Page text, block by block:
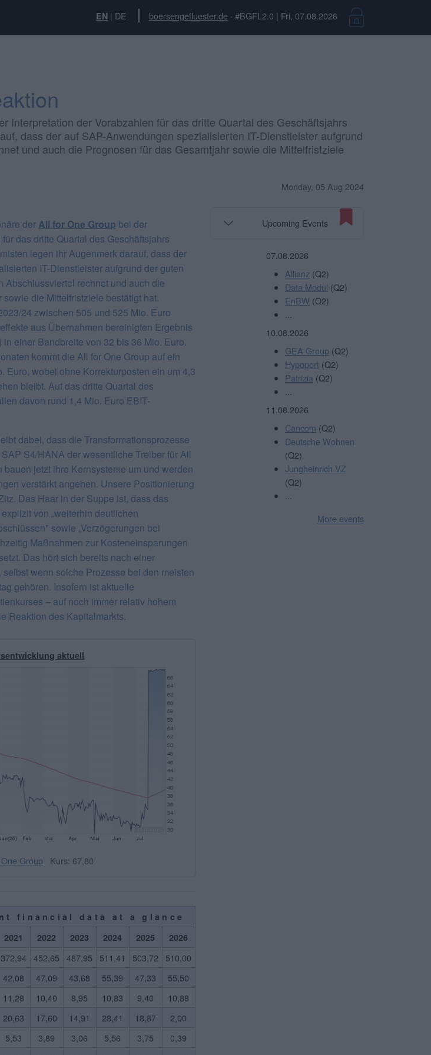
EN | DE boersengefluester.de · #BGFL2.0 | Fri, 07.08.2026
Interpretation der Vorabzahlen für das dritte Quartal des Geschäftsjahrs
dass der auf SAP-Anwendungen spezialisierten IT-Dienstleister aufgrund
und auch die Prognosen für das Gesamtjahr sowie die Mittelfristziele
Monday, 05 Aug 2024
der All for One Group bei der
das dritte Quartal des Geschäftsjahrs
legen ihr Augenmerk darauf, dass der
IT-Dienstleister aufgrund der guten
Abschlussviertel rechnet und auch die
die Mittelfristziele bestätigt hat.
24 zwischen 505 und 525 Mio. Euro
aus Übernahmen bereinigten Ergebnis
einer Bandbreite von 32 bis 36 Mio. Euro.
kommt die All for One Group auf ein
Euro, wobei ohne Korrekturposten ein um 4,3
bleibt. Auf das dritte Quartal des
davon rund 1,4 Mio. Euro EBIT-
dabei, dass die Transformationsprozesse
S4/HANA der wesentliche Treiber für All
bauen jetzt ihre Kernsysteme um und werden
verstärkt angehen. Unsere Positionierung
Das Haar in der Suppe ist, dass das
von „weiterhin deutlichen
sowie „Verzögerungen bei
Maßnahmen zur Kosteneinsparungen
Das hört sich bereits nach einer
wenn solche Prozesse bei den meisten
gehören. Insofern ist aktuelle
– auf noch immer relativ hohem
Reaktion des Kapitalmarkts.
aktuell
Group Kurs: 67,80
financial data at a glance
2021 2022 2023 2024 2025
2026
372,94 452,65 487,95 511,41 503,72 510,00
42,08 47,09 43,68 55,39 47,33 55,50
11,28 10,40 8,95 10,83 9,40 10,88
20,63 17,60 14,91 28,41 18,87 2,00
5,53 3,89 3,06 5,56 3,75 0,39
Upcoming Events
07.08.2026
Allianz (Q2)
Data Modul (Q2)
EnBW (Q2)
10.08.2026
GEA Group (Q2)
Hypoport (Q2)
Patrizia (Q2)
11.08.2026
Cancom (Q2)
Deutsche Wohnen
(Q2)
Jungheinrich VZ
(Q2)
More events